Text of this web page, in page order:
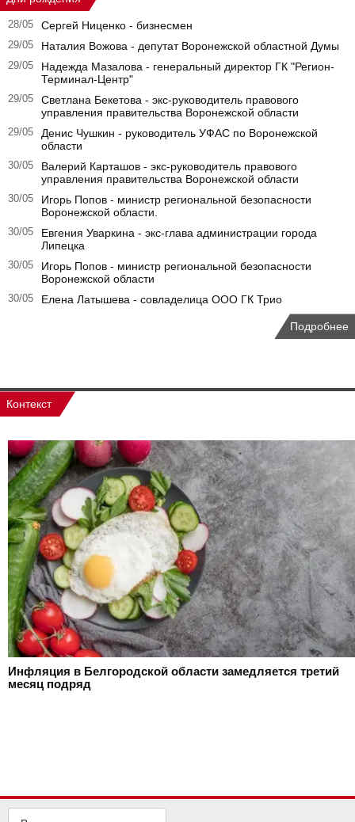
28/05 Сергей Ниценко - бизнесмен
29/05 Наталия Вожова - депутат Воронежской областной Думы
29/05
Надежда Мазалова - генеральный директор ГК "Регион-
Терминал-Центр"
29/05
Светлана Бекетова - экс-руководитель правового
управления правительства Воронежской области
29/05
Денис Чушкин - руководитель УФАС по Воронежской
области
30/05
Валерий Карташов - экс-руководитель правового
управления правительства Воронежской области
30/05
Игорь Попов - министр региональной безопасности
Воронежской области.
30/05
Евгения Уваркина - экс-глава администрации города
Липецка
30/05
Игорь Попов - министр региональной безопасности
Воронежской области
30/05 Елена Латышева - совладелица ООО ГК Трио
Подробнее
Контекст
Инфляция в Белгородской области замедляется третий
месяц подряд